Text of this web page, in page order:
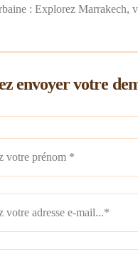
: Explorez Marrakech,
envoyer votre